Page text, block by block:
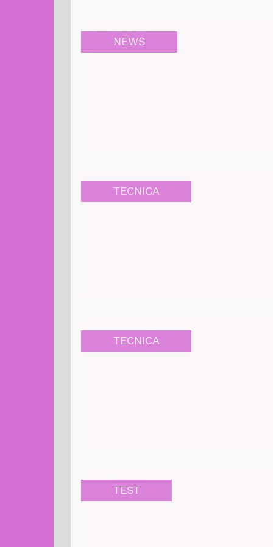
NEWS
TECNICA
TECNICA
TEST